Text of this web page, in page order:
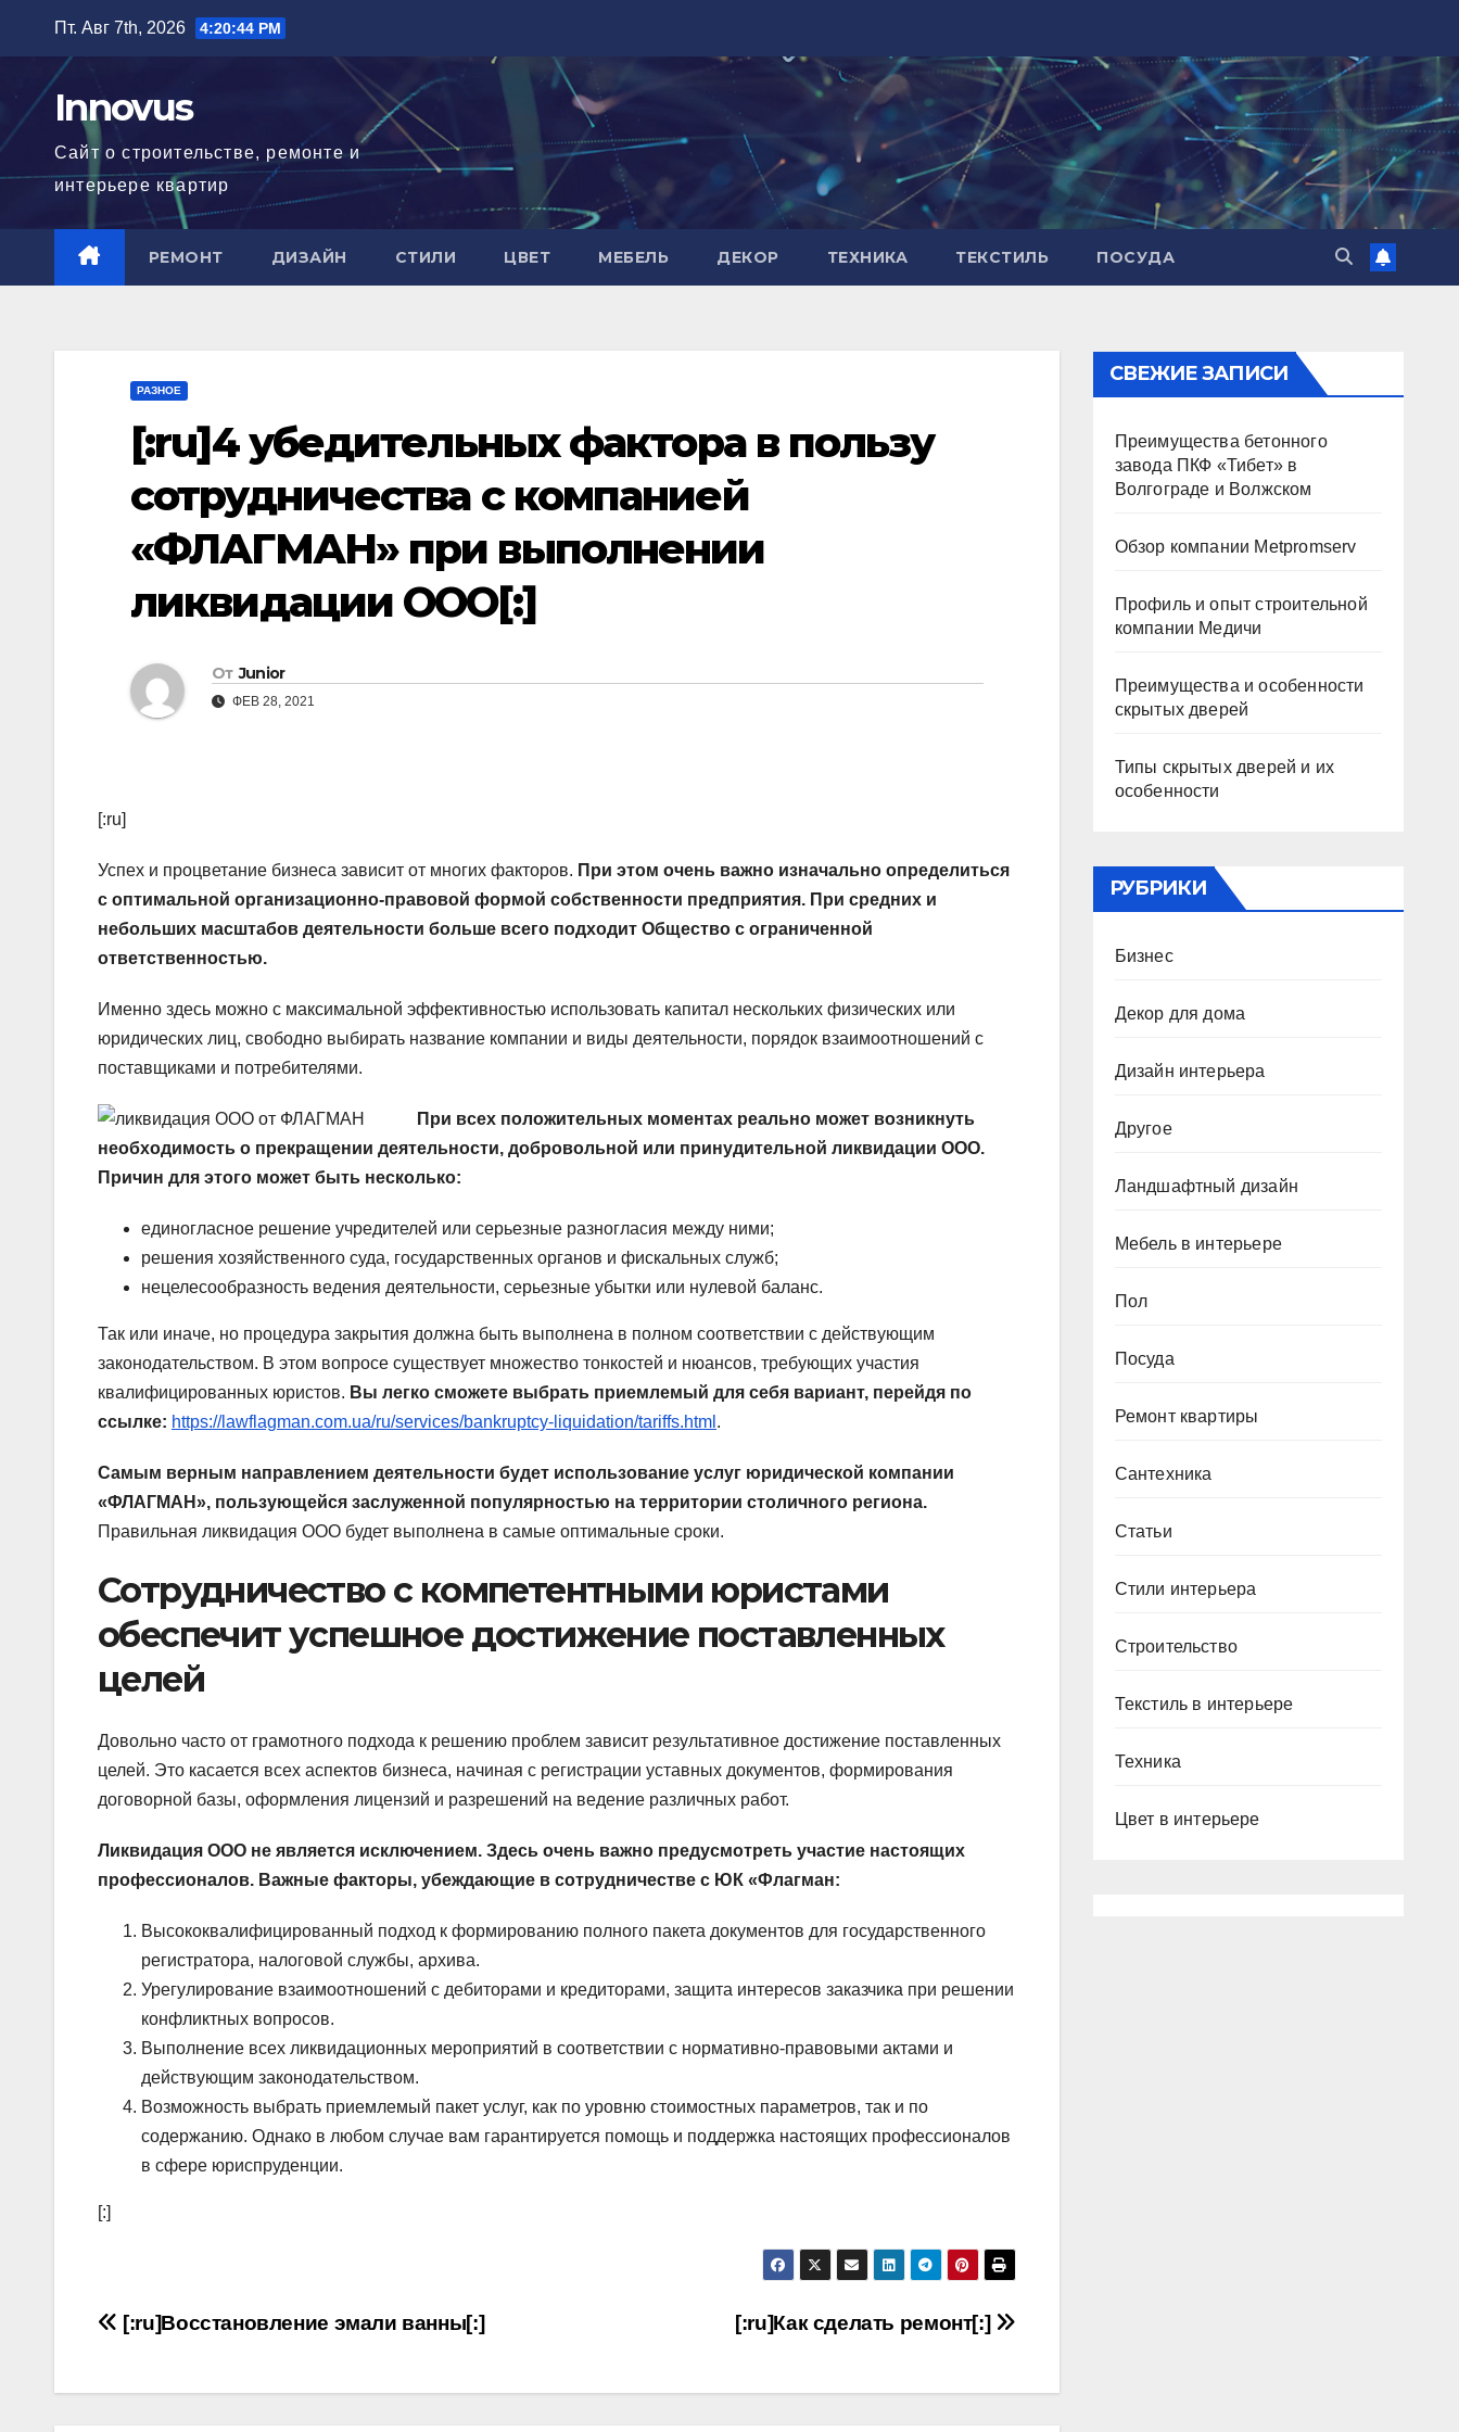
содержимому
Пт. Авг 7th, 2026 4:20:45 PM
Innovus
Сайт о строительстве, ремонте и
интерьере квартир
РЕМОНТ ДИЗАЙН СТИЛИ ЦВЕТ МЕБЕЛЬ ДЕКОР ТЕХНИКА ТЕКСТИЛЬ ПОСУДА
РАЗНОЕ
[:ru]4 убедительных фактора в пользу
сотрудничества с компанией
«ФЛАГМАН» при выполнении
ликвидации ООО[:]
От Junior
ФЕВ 28, 2021
[:ru]
Успех и процветание бизнеса зависит от многих факторов. При этом очень важно изначально определиться
с оптимальной организационно-правовой формой собственности предприятия. При средних и
небольших масштабов деятельности больше всего подходит Общество с ограниченной
ответственностью.
Именно здесь можно с максимальной эффективностью использовать капитал нескольких физических или
юридических лиц, свободно выбирать название компании и виды деятельности, порядок взаимоотношений с
поставщиками и потребителями.
При всех положительных моментах реально может возникнуть
необходимость о прекращении деятельности, добровольной или принудительной ликвидации ООО.
Причин для этого может быть несколько:
единогласное решение учредителей или серьезные разногласия между ними;
решения хозяйственного суда, государственных органов и фискальных служб;
нецелесообразность ведения деятельности, серьезные убытки или нулевой баланс.
Так или иначе, но процедура закрытия должна быть выполнена в полном соответствии с действующим
законодательством. В этом вопросе существует множество тонкостей и нюансов, требующих участия
квалифицированных юристов. Вы легко сможете выбрать приемлемый для себя вариант, перейдя по
ссылке: https://lawflagman.com.ua/ru/services/bankruptcy-liquidation/tariffs.html .
Самым верным направлением деятельности будет использование услуг юридической компании
«ФЛАГМАН», пользующейся заслуженной популярностью на территории столичного региона.
Правильная ликвидация ООО будет выполнена в самые оптимальные сроки.
Сотрудничество с компетентными юристами
обеспечит успешное достижение поставленных
целей
Довольно часто от грамотного подхода к решению проблем зависит результативное достижение поставленных
целей. Это касается всех аспектов бизнеса, начиная с регистрации уставных документов, формирования
договорной базы, оформления лицензий и разрешений на ведение различных работ.
Ликвидация ООО не является исключением. Здесь очень важно предусмотреть участие настоящих
профессионалов. Важные факторы, убеждающие в сотрудничестве с ЮК «Флагман:
Высококвалифицированный подход к формированию полного пакета документов для государственного
регистратора, налоговой службы, архива.
Урегулирование взаимоотношений с дебиторами и кредиторами, защита интересов заказчика при решении
конфликтных вопросов.
Выполнение всех ликвидационных мероприятий в соответствии с нормативно-правовыми актами и
действующим законодательством.
Возможность выбрать приемлемый пакет услуг, как по уровню стоимостных параметров, так и по
содержанию. Однако в любом случае вам гарантируется помощь и поддержка настоящих профессионалов
в сфере юриспруденции.
[:]
Навигация
[:ru]Как сделать ремонт[:]
[:ru]Восстановление эмали ванны[:]
СВЕЖИЕ ЗАПИСИ
Преимущества бетонного
завода ПКФ «Тибет» в
Волгограде и Волжском
Обзор компании Metpromserv
Профиль и опыт строительной
компании Медичи
Преимущества и особенности
скрытых дверей
Типы скрытых дверей и их
особенности
РУБРИКИ
Бизнес
Декор для дома
Дизайн интерьера
Другое
Ландшафтный дизайн
Мебель в интерьере
Пол
Посуда
Ремонт квартиры
Сантехника
Статьи
Стили интерьера
Строительство
Текстиль в интерьере
Техника
Цвет в интерьере